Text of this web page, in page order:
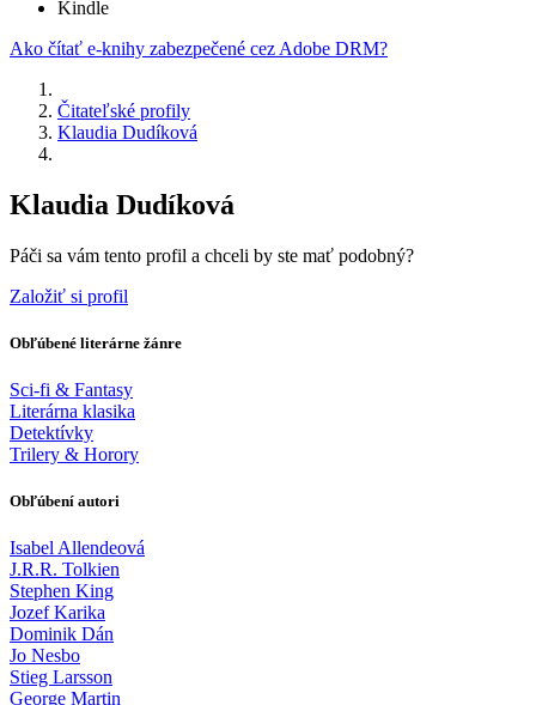
Kindle
Ako čítať e-knihy zabezpečené cez Adobe DRM?
Čitateľské profily
Klaudia Dudíková
Klaudia Dudíková
Páči sa vám tento profil a chceli by ste mať podobný?
Založiť si profil
Obľúbené literárne žánre
Sci-fi & Fantasy
Literárna klasika
Detektívky
Trilery & Horory
Obľúbení autori
Isabel Allendeová
J.R.R. Tolkien
Stephen King
Jozef Karika
Dominik Dán
Jo Nesbo
Stieg Larsson
George Martin